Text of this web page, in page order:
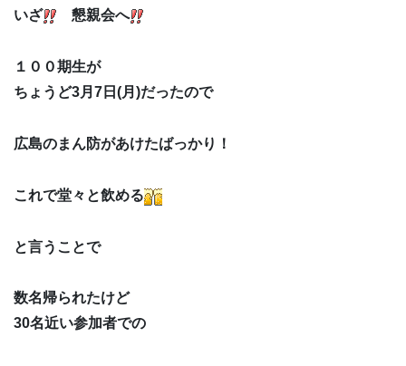
いざ 懇親会へ
１００期生が
ちょうど3月7日(月)だったので
広島のまん防があけたばっかり！
これで堂々と飲める
と言うことで
数名帰られたけど
30名近い参加者での